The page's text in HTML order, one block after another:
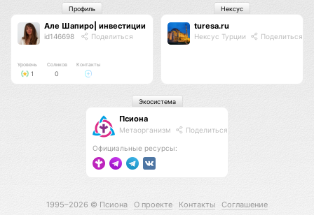
Але Шапиро| инвестиции в зарубежку и не только
id146698 Поделиться
Уровень
1
Соликов
0
Контакты
Профиль
turesa.ru
Нексус Турции Поделиться
Нексус
Псиона
Метаорганизм Поделиться
Официальные ресурсы:
Экосистема
1995–2026 © Псиона О проекте Контакты Соглашение